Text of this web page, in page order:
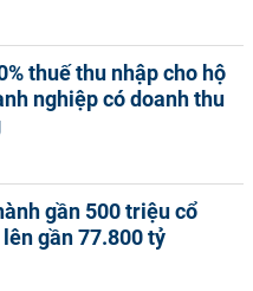
thuế thu nhập cho hộ
nghiệp có doanh thu
gần 500 triệu cổ
gần 77.800 tỷ